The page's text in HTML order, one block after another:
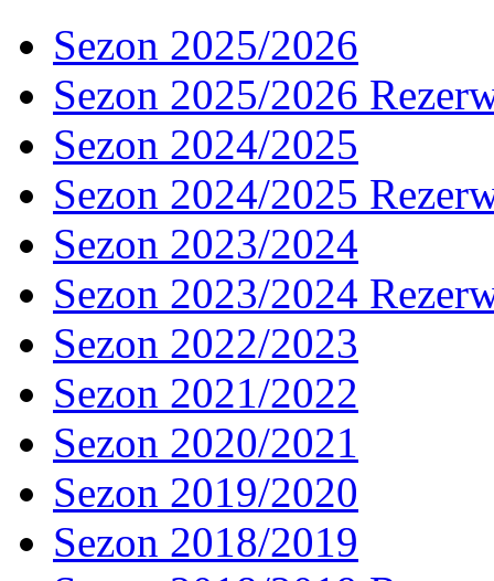
Sezon 2025/2026
Sezon 2025/2026
Sezon 2024/2025
Sezon 2024/2025
Sezon 2023/2024
Sezon 2023/2024
Sezon 2022/2023
Sezon 2021/2022
Sezon 2020/2021
Sezon 2019/2020
Sezon 2018/2019